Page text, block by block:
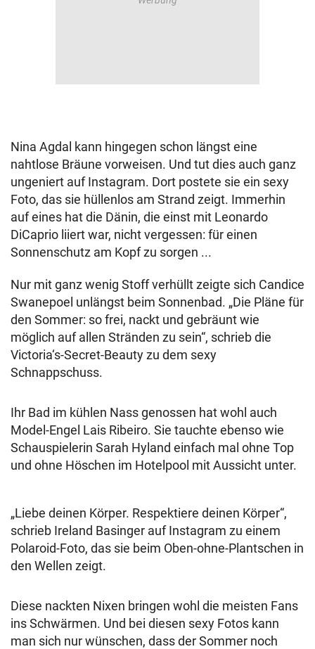
Nina Agdal kann hingegen schon längst eine
nahtlose Bräune vorweisen. Und tut dies auch ganz
ungeniert auf Instagram. Dort postete sie ein sexy
Foto, das sie hüllenlos am Strand zeigt. Immerhin
auf eines hat die Dänin, die einst mit Leonardo
DiCaprio liiert war, nicht vergessen: für einen
Sonnenschutz am Kopf zu sorgen ...
Nur mit ganz wenig Stoff verhüllt zeigte sich Candice
Swanepoel unlängst beim Sonnenbad. „Die Pläne für
den Sommer: so frei, nackt und gebräunt wie
möglich auf allen Stränden zu sein“, schrieb die
Victoria‘s-Secret-Beauty zu dem sexy
Schnappschuss.
Ihr Bad im kühlen Nass genossen hat wohl auch
Model-Engel Lais Ribeiro. Sie tauchte ebenso wie
Schauspielerin Sarah Hyland einfach mal ohne Top
und ohne Höschen im Hotelpool mit Aussicht unter.
„Liebe deinen Körper. Respektiere deinen Körper“,
schrieb Ireland Basinger auf Instagram zu einem
Polaroid-Foto, das sie beim Oben-ohne-Plantschen in
den Wellen zeigt.
Diese nackten Nixen bringen wohl die meisten Fans
ins Schwärmen. Und bei diesen sexy Fotos kann
man sich nur wünschen, dass der Sommer noch